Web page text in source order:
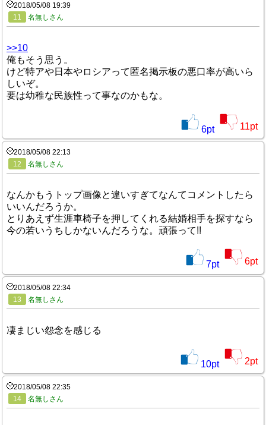
2018/05/08 19:39
11
名無しさん
>>10
俺もそう思う。
けど特アや日本やロシアって匿名掲示板の悪口率が高いら
しいぞ。
要は幼稚な民族性って事なのかもな。
6pt 11pt
2018/05/08 22:13
12
名無しさん
なんかもうトップ画像と違いすぎてなんてコメントしたら
いいんだろうか。
とりあえず生涯車椅子を押してくれる結婚相手を探すなら
今の若いうちしかないんだろうな。頑張って!!
7pt 6pt
2018/05/08 22:34
13
名無しさん
凄まじい怨念を感じる
10pt 2pt
2018/05/08 22:35
14
名無しさん